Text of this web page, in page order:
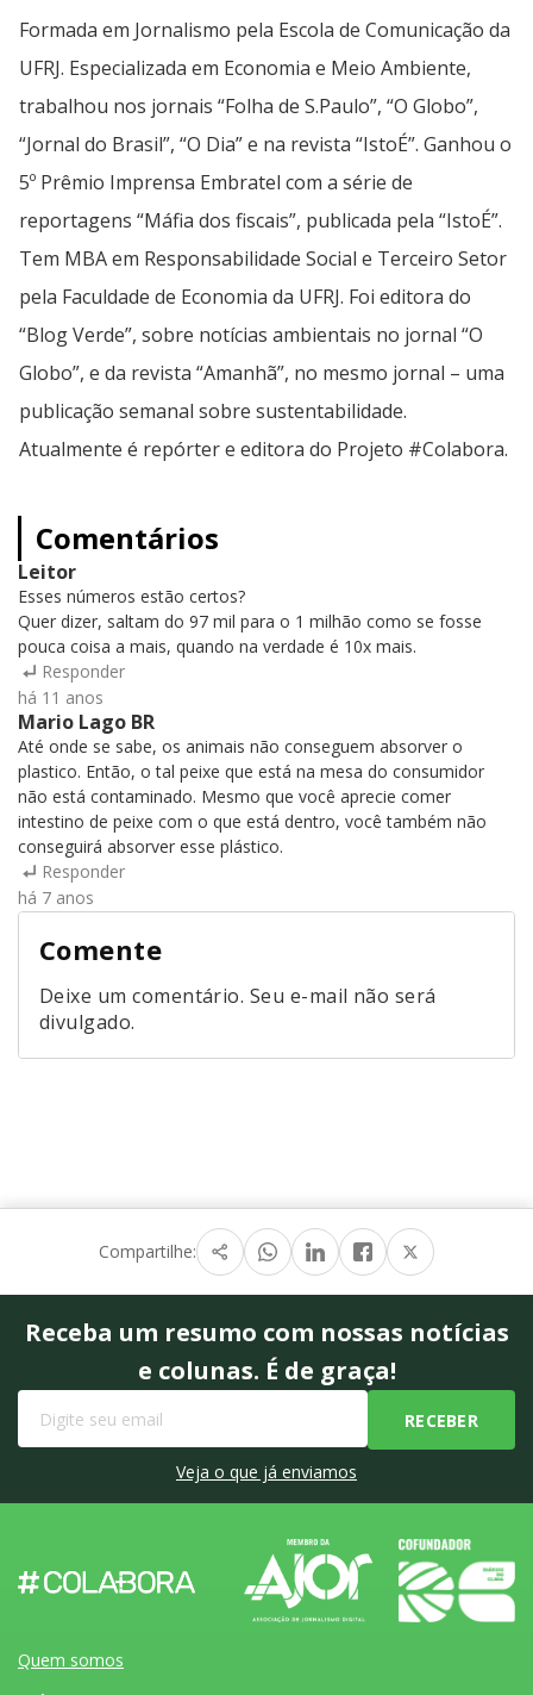
Formada em Jornalismo pela Escola de Comunicação da
UFRJ. Especializada em Economia e Meio Ambiente,
trabalhou nos jornais “Folha de S.Paulo”, “O Globo”,
“Jornal do Brasil”, “O Dia” e na revista “IstoÉ”. Ganhou o
5º Prêmio Imprensa Embratel com a série de
reportagens “Máfia dos fiscais”, publicada pela “IstoÉ”.
Tem MBA em Responsabilidade Social e Terceiro Setor
pela Faculdade de Economia da UFRJ. Foi editora do
“Blog Verde”, sobre notícias ambientais no jornal “O
Globo”, e da revista “Amanhã”, no mesmo jornal – uma
publicação semanal sobre sustentabilidade.
Atualmente é repórter e editora do Projeto #Colabora.
Comentários
Leitor
Esses números estão certos?
Quer dizer, saltam do 97 mil para o 1 milhão como se fosse
pouca coisa a mais, quando na verdade é 10x mais.
Responder
há 11 anos
Mario Lago BR
Até onde se sabe, os animais não conseguem absorver o
plastico. Então, o tal peixe que está na mesa do consumidor
não está contaminado. Mesmo que você aprecie comer
intestino de peixe com o que está dentro, você também não
conseguirá absorver esse plástico.
Responder
há 7 anos
Comente
Deixe um comentário. Seu e-mail não será
divulgado.
Compartilhe:
Receba um resumo com nossas notícias
e colunas. É de graça!
Veja o que já enviamos
Quem somos